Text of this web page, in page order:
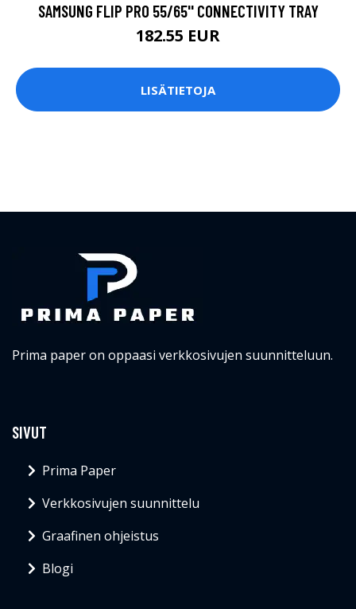
SAMSUNG FLIP PRO 55/65'' CONNECTIVITY TRAY
182.55 EUR
LISÄTIETOJA
Prima paper on oppaasi verkkosivujen suunnitteluun.
SIVUT
Prima Paper
Verkkosivujen suunnittelu
Graafinen ohjeistus
Blogi